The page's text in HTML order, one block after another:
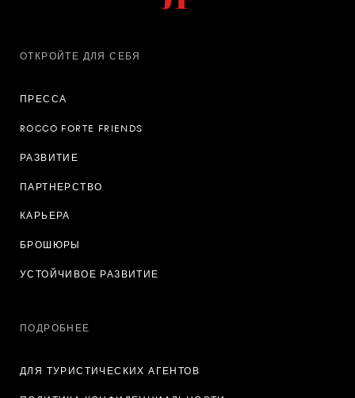
ОТКРОЙТЕ ДЛЯ СЕБЯ
ПРЕССА
ROCCO FORTE FRIENDS
РАЗВИТИЕ
ПАРТНЕРСТВО
КАРЬЕРА
БРОШЮРЫ
УСТОЙЧИВОЕ РАЗВИТИЕ
ПОДРОБНЕЕ
ДЛЯ ТУРИСТИЧЕСКИХ АГЕНТОВ